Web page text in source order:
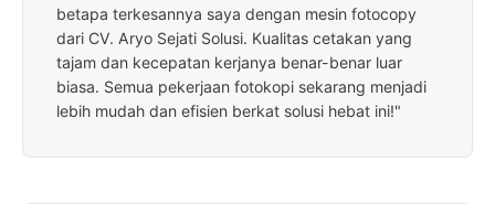
betapa terkesannya saya dengan mesin fotocopy
dari CV. Aryo Sejati Solusi. Kualitas cetakan yang
tajam dan kecepatan kerjanya benar-benar luar
biasa. Semua pekerjaan fotokopi sekarang menjadi
lebih mudah dan efisien berkat solusi hebat ini!"